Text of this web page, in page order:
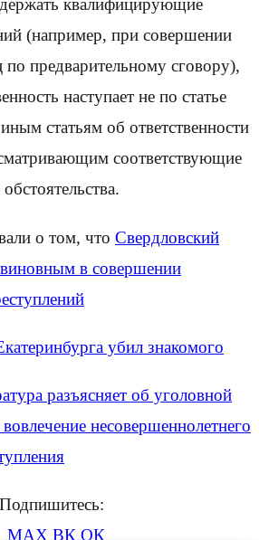
квалифицирующие
(например, при совершении
предварительному сговору),
наступает не по статье
статьям об ответственности
соответствующие
о том, что Свердловский
в совершении
убил знакомого
разъясняет об уголовной
вовлечение несовершеннолетнего
Подпишитесь:
MAX ВК ОК